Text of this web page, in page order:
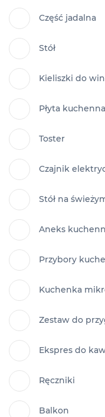
Część jadalna
Stół
Kieliszki do
Płyta kuchenna
Toster
Czajnik
Stół na
Aneks
Przybory
Kuchenka
Zestaw do
Ekspres do
Ręczniki
Balkon